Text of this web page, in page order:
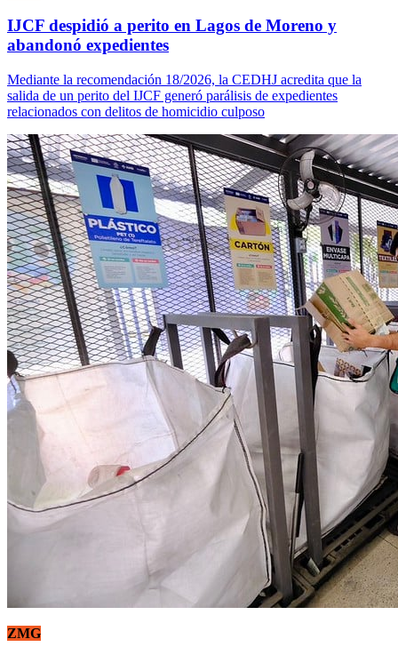
IJCF despidió a perito en Lagos de Moreno y
abandonó expedientes
Mediante la recomendación 18/2026, la CEDHJ acredita que la
salida de un perito del IJCF generó parálisis de expedientes
relacionados con delitos de homicidio culposo
ZMG